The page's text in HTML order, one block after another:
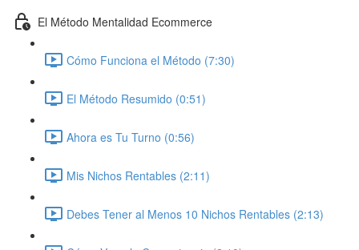
El Método Mentalidad Ecommerce
Cómo Funciona el Método (7:30)
El Método Resumido (0:51)
Ahora es Tu Turno (0:56)
Mis Nichos Rentables (2:11)
Debes Tener al Menos 10 Nichos Rentables (2:13)